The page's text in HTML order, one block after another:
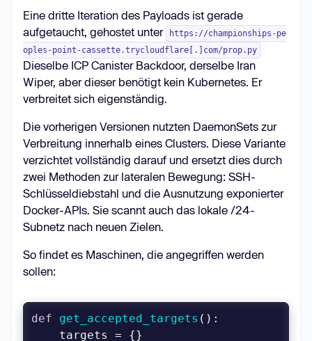
Eine dritte Iteration des Payloads ist gerade
aufgetaucht, gehostet unter
https://championships-pe
oples-point-cassette.trycloudflare[.]com/prop.py
Dieselbe ICP Canister Backdoor, derselbe Iran
Wiper, aber dieser benötigt kein Kubernetes. Er
verbreitet sich eigenständig.
Die vorherigen Versionen nutzten DaemonSets zur
Verbreitung innerhalb eines Clusters. Diese Variante
verzichtet vollständig darauf und ersetzt dies durch
zwei Methoden zur lateralen Bewegung: SSH-
Schlüsseldiebstahl und die Ausnutzung exponierter
Docker-APIs. Sie scannt auch das lokale /24-
Subnetz nach neuen Zielen.
So findet es Maschinen, die angegriffen werden
sollen:
def get_accepted_targets ():